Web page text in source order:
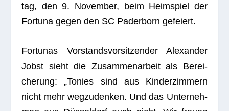
tag, den 9. Novem­ber, beim Heim­spiel der
For­tuna gegen den SC Pader­born gefeiert.
For­tu­nas Vor­stands­vor­sit­zen­der Alex­an­der
Jobst sieht die Zusam­men­ar­beit als Berei­
che­rung: „Tonies sind aus Kin­der­zim­mern
nicht mehr weg­zu­den­ken. Und das Unter­neh­